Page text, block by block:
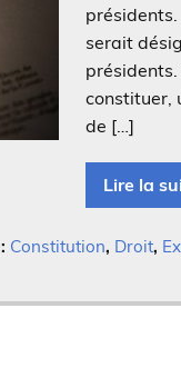
serait
constituer,
de […]
Lire la
Constitution, Droit,